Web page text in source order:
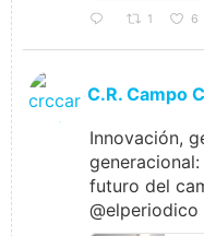
1 6
C.R. Campo
Innovación,
futuro del
@elperiodico